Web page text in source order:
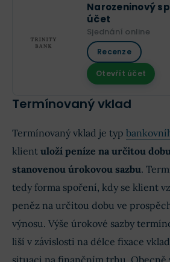
Narozeninový
účet
Sjednání online
Recenze
Otevřít účet
Termínovaný vklad
Termínovaný vklad je typ
klient uloží peníze na určitou
stanovenou úrokovou sazbu.
tedy forma spoření, kdy se klient
peněz na určitou dobu ve
výnosu. Výše úrokové sazby
liší v závislosti na délce fixace